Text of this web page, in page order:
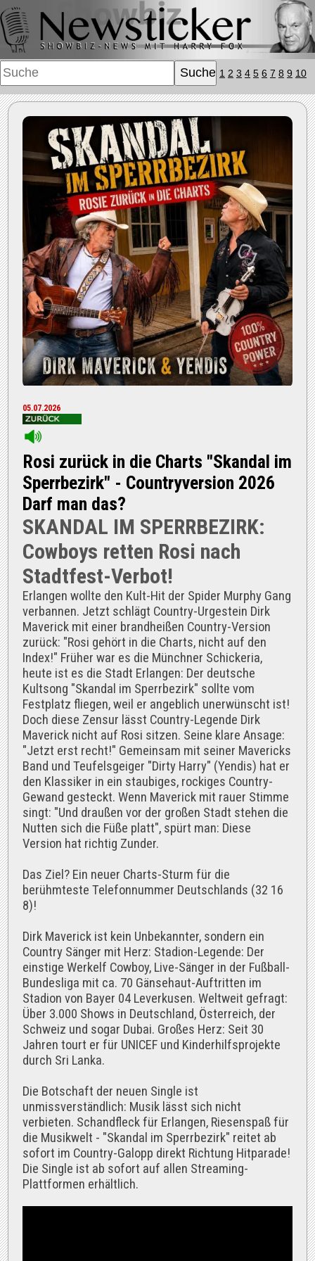
1 2 3 4 5 6 7 8 9 10
05.07.2026
Rosi zurück in die Charts "Skandal im
Sperrbezirk" - Countryversion 2026
Darf man das?
SKANDAL IM SPERRBEZIRK:
Cowboys retten Rosi nach
Stadtfest-Verbot!
Erlangen wollte den Kult-Hit der Spider Murphy Gang
verbannen. Jetzt schlägt Country-Urgestein Dirk
Maverick mit einer brandheißen Country-Version
zurück: "Rosi gehört in die Charts, nicht auf den
Index!" Früher war es die Münchner Schickeria,
heute ist es die Stadt Erlangen: Der deutsche
Kultsong "Skandal im Sperrbezirk" sollte vom
Festplatz fliegen, weil er angeblich unerwünscht ist!
Doch diese Zensur lässt Country-Legende Dirk
Maverick nicht auf Rosi sitzen. Seine klare Ansage:
"Jetzt erst recht!" Gemeinsam mit seiner Mavericks
Band und Teufelsgeiger "Dirty Harry" (Yendis) hat er
den Klassiker in ein staubiges, rockiges Country-
Gewand gesteckt. Wenn Maverick mit rauer Stimme
singt: "Und draußen vor der großen Stadt stehen die
Nutten sich die Füße platt", spürt man: Diese
Version hat richtig Zunder.
Das Ziel? Ein neuer Charts-Sturm für die
berühmteste Telefonnummer Deutschlands (32 16
8)!
Dirk Maverick ist kein Unbekannter, sondern ein
Country Sänger mit Herz: Stadion-Legende: Der
einstige Werkelf Cowboy, Live-Sänger in der Fußball-
Bundesliga mit ca. 70 Gänsehaut-Auftritten im
Stadion von Bayer 04 Leverkusen. Weltweit gefragt:
Über 3.000 Shows in Deutschland, Österreich, der
Schweiz und sogar Dubai. Großes Herz: Seit 30
Jahren tourt er für UNICEF und Kinderhilfsprojekte
durch Sri Lanka.
Die Botschaft der neuen Single ist
unmissverständlich: Musik lässt sich nicht
verbieten. Schandfleck für Erlangen, Riesenspaß für
die Musikwelt - "Skandal im Sperrbezirk" reitet ab
sofort im Country-Galopp direkt Richtung Hitparade!
Die Single ist ab sofort auf allen Streaming-
Plattformen erhältlich.